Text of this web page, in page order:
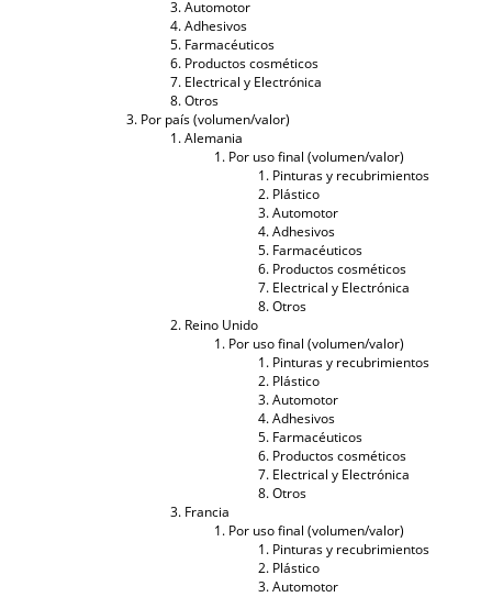
Automotor
Adhesivos
Farmacéuticos
Productos cosméticos
Electrical y Electrónica
Otros
Por país (volumen/valor)
Alemania
Por uso final (volumen/valor)
Pinturas y recubrimientos
Plástico
Automotor
Adhesivos
Farmacéuticos
Productos cosméticos
Electrical y Electrónica
Otros
Reino Unido
Por uso final (volumen/valor)
Pinturas y recubrimientos
Plástico
Automotor
Adhesivos
Farmacéuticos
Productos cosméticos
Electrical y Electrónica
Otros
Francia
Por uso final (volumen/valor)
Pinturas y recubrimientos
Plástico
Automotor